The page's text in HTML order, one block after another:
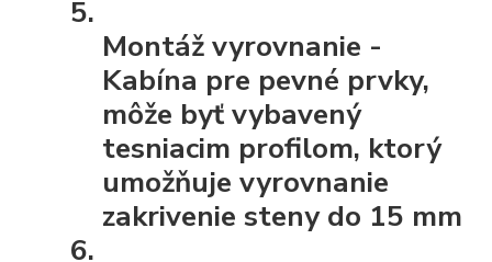
Montáž vyrovnanie -
Kabína pre pevné prvky,
môže byť vybavený
tesniacim profilom, ktorý
umožňuje vyrovnanie
zakrivenie steny do 15 mm